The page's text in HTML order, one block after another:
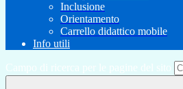
Inclusione
Orientamento
Carrello didattico mobile
Info utili
Campo di ricerca per le pagine del sito